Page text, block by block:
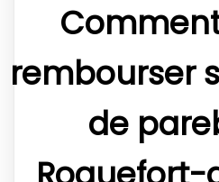
rembourser
de